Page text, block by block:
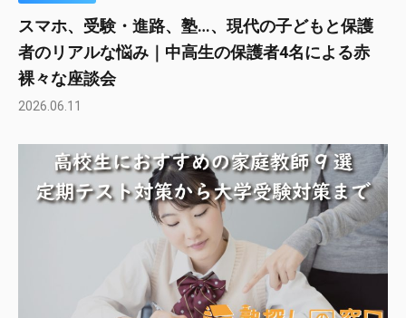
スマホ、受験・進路、塾…、現代の子どもと保護
者のリアルな悩み｜中高生の保護者4名による赤
裸々な座談会
2026.06.11